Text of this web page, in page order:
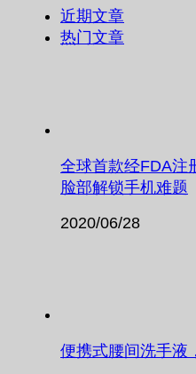
近期文章
热门文章
全球首款经FDA注
脸部解锁手机难题
2020/06/28
便携式腰间洗手液